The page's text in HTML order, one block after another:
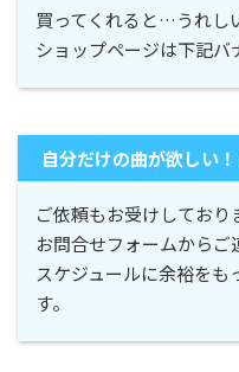
買ってくれると…うれし
ショップページは下記バ
自分だけの曲が欲しい
ご依頼もお受けしており
お問合せフォームからご
スケジュールに余裕を
す。